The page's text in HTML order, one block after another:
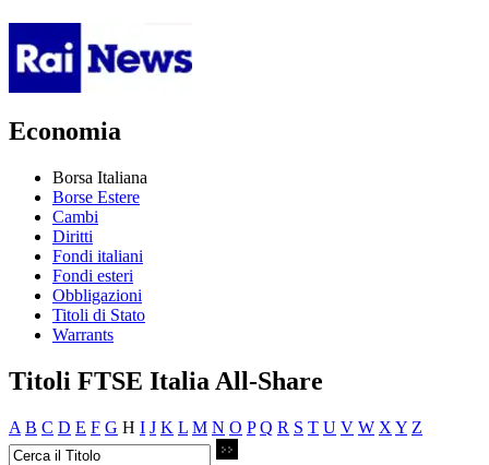
Economia
Borsa Italiana
Borse Estere
Cambi
Diritti
Fondi italiani
Fondi esteri
Obbligazioni
Titoli di Stato
Warrants
Titoli FTSE Italia All-Share
A B C D E F G H I J K L M N O P Q R S T U V W X Y Z